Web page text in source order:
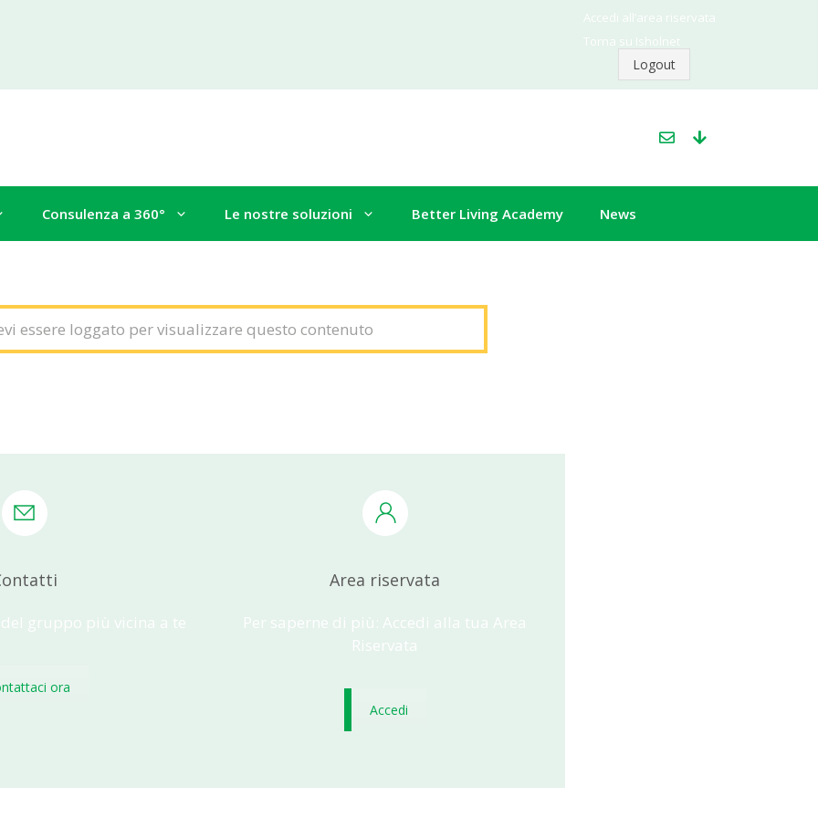
Accedi all’area riservata
Torna su Isholnet
Logout
Consulenza a 360° Le nostre soluzioni Better Living Academy News
essere loggato per visualizzare questo contenuto
gruppo più vicina a te
ora
Area riservata
Per saperne di più: Accedi alla tua Area
Riservata
Accedi